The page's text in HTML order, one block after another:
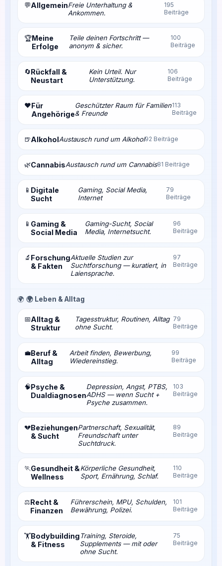
💬AllgemeinFreie Unterhaltung &
Ankommen.
195
Beiträge
🏆Meine
Erfolge
Teile deinen Fortschritt —
anonym & sicher.
100
Beiträge
🔄Rückfall &
Neustart
Kein Urteil. Nur
Unterstützung.
106
Beiträge
❤️Für
Angehörige
Geschützter Raum für Familien
& Freunde
113
Beiträge
🍺AlkoholAustausch rund um Alkohol92 Beiträge
🌿CannabisAustausch rund um Cannabis81 Beiträge
📱 Digitale
Sucht
Gaming, Social Media,
Internet
79
Beiträge
📱 Gaming &
Social Media
Gaming-Sucht, Social
Media, Internetsucht.
96
Beiträge
🔬 Forschung
& Fakten
Aktuelle Studien zur
Suchtforschung — kuratiert, in
Laiensprache.
97
Beiträge
🌍 🌍 Leben & Alltag
📅Alltag &
Struktur
Tagesstruktur, Routinen, Alltag
ohne Sucht.
79
Beiträge
💼Beruf &
Alltag
Arbeit finden, Bewerbung,
Wiedereinstieg.
99
Beiträge
🧠Psyche &
Dualdiagnosen
Depression, Angst, PTBS,
ADHS — wenn Sucht +
Psyche zusammen.
103
Beiträge
💔Beziehungen
& Sucht
Partnerschaft, Sexualität,
Freundschaft unter
Suchtdruck.
89
Beiträge
🏃Gesundheit &
Wellness
Körperliche Gesundheit,
Sport, Ernährung, Schlaf.
110
Beiträge
⚖️Recht &
Finanzen
Führerschein, MPU, Schulden,
Bewährung, Polizei.
101
Beiträge
🏋️Bodybuilding
& Fitness
Training, Steroide,
Supplements — mit oder
ohne Sucht.
75
Beiträge